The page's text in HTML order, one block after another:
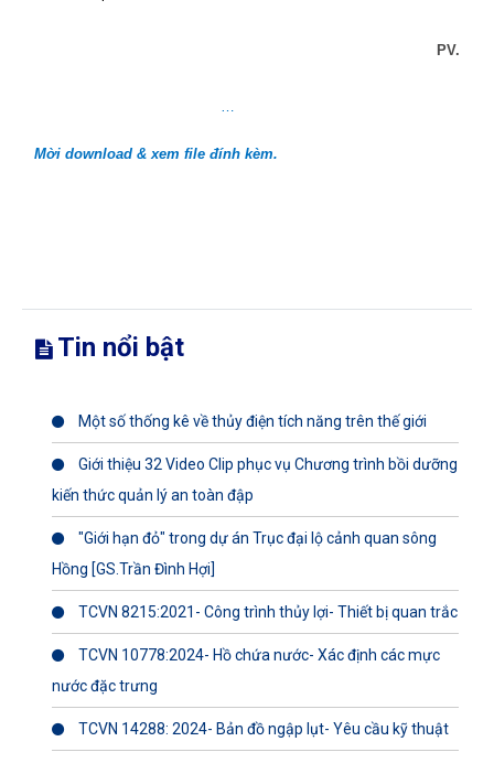
PV.
Mời download & xem file đính kèm.
Tin nổi bật
Một số thống kê về thủy điện tích năng trên thế giới
Giới thiệu 32 Video Clip phục vụ Chương trình bồi dưỡng
kiến thức quản lý an toàn đập
"Giới hạn đỏ" trong dự án Trục đại lộ cảnh quan sông
Hồng [GS.Trần Đình Hợi]
TCVN 8215:2021- Công trình thủy lợi- Thiết bị quan trắc
TCVN 10778:2024- Hồ chứa nước- Xác định các mực
nước đặc trưng
TCVN 14288: 2024- Bản đồ ngập lụt- Yêu cầu kỹ thuật